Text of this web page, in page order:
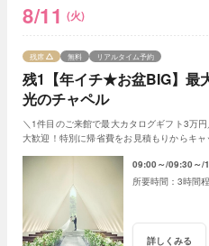
8/11 (火)
残1【年イチ★お盆BIG】最
光のチャペル
残席 無料 リアルタイム予約
＼1件目のご来館で最大カタログギフト3万
大歓迎！特別に帰省費をお見積もりからキ
09:00～ 09:30～
3時間
詳しくみる